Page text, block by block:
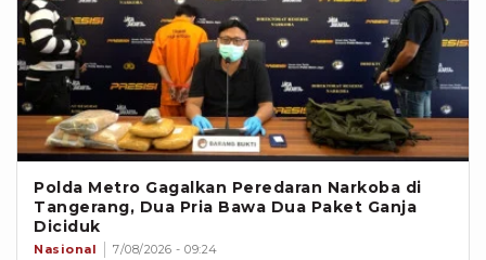
Polda Metro Gagalkan Peredaran Narkoba di
Tangerang, Dua Pria Bawa Dua Paket Ganja
Diciduk
Nasional 7/08/2026 - 09:24